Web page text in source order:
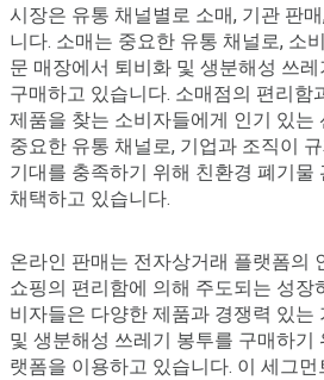
시장은 유통 채널별로 소매, 기관 판
니다. 소매는 중요한 유통 채널로, 소
문 매장에서 퇴비화 및 생분해성 쓰레
구매하고 있습니다. 소매점의 편리함
제품을 찾는 소비자들에게 인기 있는
중요한 유통 채널로, 기업과 조직이
기대를 충족하기 위해 친환경 폐기물
채택하고 있습니다.
온라인 판매는 전자상거래 플랫폼의
쇼핑의 편리함에 의해 주도되는 성장
비자들은 다양한 제품과 경쟁력 있는
및 생분해성 쓰레기 봉투를 구매하기
랫폼을 이용하고 있습니다. 이 세그